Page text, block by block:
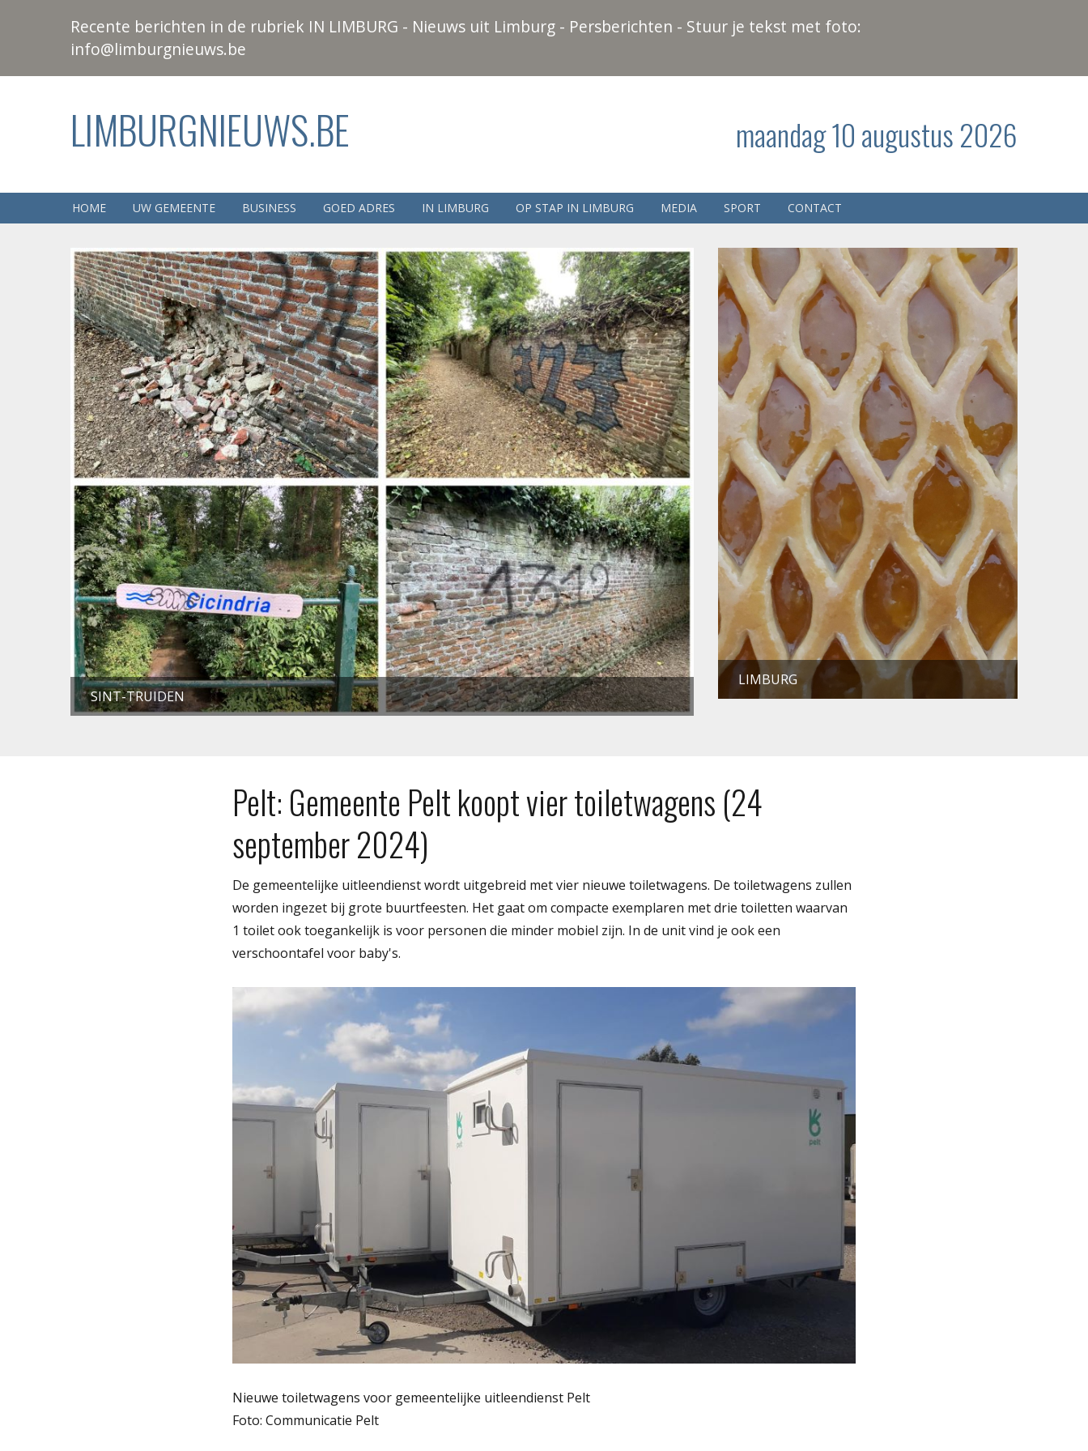
Recente berichten in de rubriek IN LIMBURG - Nieuws uit Limburg - Persberichten - Stuur je tekst met foto:
info@limburgnieuws.be
LIMBURGNIEUWS.BE maandag 10 augustus 2026
HOME UW GEMEENTE BUSINESS GOED ADRES IN LIMBURG OP STAP IN LIMBURG MEDIA SPORT CONTACT
SINT-TRUIDEN
LIMBURG
Pelt: Gemeente Pelt koopt vier toiletwagens (24
september 2024)
De gemeentelijke uitleendienst wordt uitgebreid met vier nieuwe toiletwagens. De toiletwagens zullen
worden ingezet bij grote buurtfeesten. Het gaat om compacte exemplaren met drie toiletten waarvan
1 toilet ook toegankelijk is voor personen die minder mobiel zijn. In de unit vind je ook een
verschoontafel voor baby's.
Nieuwe toiletwagens voor gemeentelijke uitleendienst Pelt
Foto: Communicatie Pelt